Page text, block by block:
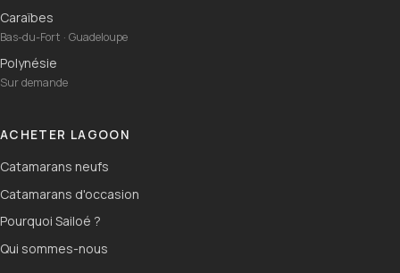
Caraïbes
Bas-du-Fort · Guadeloupe
Polynésie
Sur demande
ACHETER LAGOON
Catamarans neufs
Catamarans d'occasion
Pourquoi Sailoé ?
Qui sommes-nous